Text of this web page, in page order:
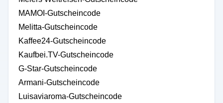
MAMOI-Gutscheincode
Melitta-Gutscheincode
Kaffee24-Gutscheincode
Kaufbei.TV-Gutscheincode
G-Star-Gutscheincode
Armani-Gutscheincode
Luisaviaroma-Gutscheincode